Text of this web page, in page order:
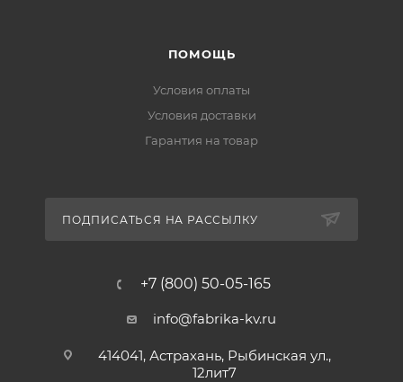
ПОМОЩЬ
Условия оплаты
Условия доставки
Гарантия на товар
ПОДПИСАТЬСЯ НА РАССЫЛКУ
+7 (800) 50-05-165
info@fabrika-kv.ru
414041, Астрахань, Рыбинская ул.,
12лит7